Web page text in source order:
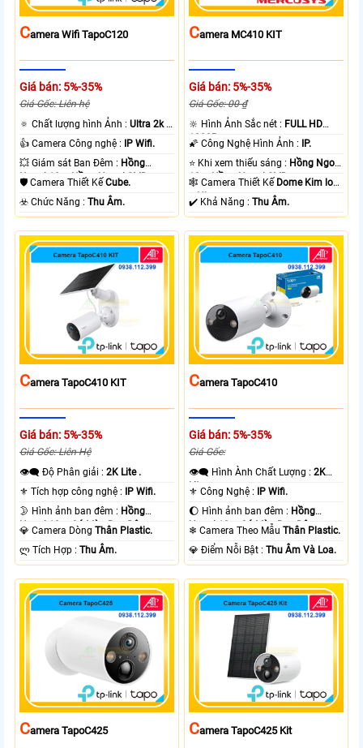
CAmera Wifi TapoC120
Giá bán: 5%-35%
Giá Gốc: Liên hệ
🔅 Chất lượng hình Ảnh :Ultra 2k +
.
👍 Camera Công nghệ :
IP Wifi.
💥 Giám sát Ban Đêm : Hồng
Ngoại 10m Hồng Ngoại SMD.
🛡 Camera Thiết KếCube.
️☣️ Chức Năng :Thu Âm.
CAmera MC410 KIT
Giá bán: 5%-35%
Giá Gốc: 00 ₫
🔆 Hình Ảnh Sắc nét : FULL HD
1080P .
🌠 Công Nghệ Hình Ảnh :
IP.
⭐ Khi xem thiếu sáng : Hồng Ngoại
10m Hồng Ngoại SMD.
🕸️ Camera Thiết Kế Dome Kim loại
+ Nhựa.
️✔️ Khả Năng :Thu Âm.
CAmera TapoC410 KIT
Giá bán: 5%-35%
Giá Gốc: Liên Hệ
👁️‍🗨 Độ Phân giải :2K Lite .
⚜️ Tích hợp công nghệ : IP Wifi.
🌛 Hình ảnh ban đêm : Hồng
Ngoại 10m Có Màu Ban Ðêm.
💎 Camera DòngThân Plastic.
️ლ Tích Hợp :Thu Âm.
CAmera TapoC410
Giá bán: 5%-35%
Giá Gốc:
👁️‍🗨 Hình Ành Chất Lượng :2K
Lite .
⚜️ Công Nghệ : IP Wifi.
🌔 Hình ảnh ban đêm : Hồng
Ngoại 10m Có Màu Ban Ðêm.
❄ Camera Theo MẫuThân Plastic.
️💎 Điểm Nỗi Bật :Thu Âm Và Loa.
CAmera TapoC425 CAmera TapoC425 Kit